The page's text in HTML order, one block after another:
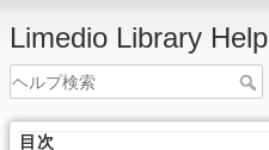
Limedio Library Help
目次